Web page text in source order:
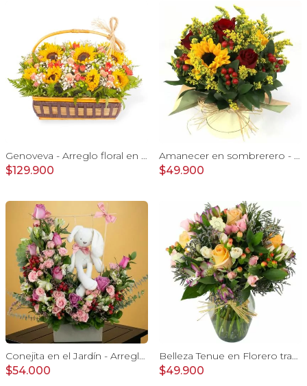
Genoveva - Arreglo floral en canasto de mimbre con girasoles, mini rosas, gypsophila e hypericum
$129.900
Amanecer en sombrerero - Arreglo floral de girasoles, rosas rojo, e hypericum
$49.900
Conejita en el Jardín - Arreglo floral tonos rosa y conejita
$54.000
Belleza Tenue en Florero transparente con rosas damasco, mini claveles, astromelias y limonium
$49.900